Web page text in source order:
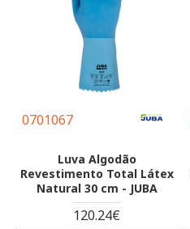
0701067
Luva Algodão
Revestimento Total Látex
Natural 30 cm - JUBA
120.24€